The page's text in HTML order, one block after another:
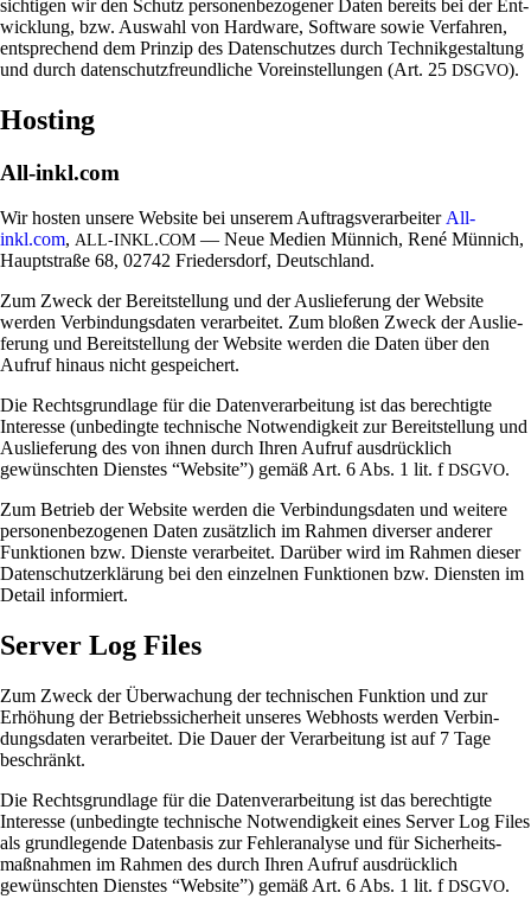
sich­tigen wir den Schutz per­so­nen­be­zo­gener Daten bereits bei der Ent­
wick­lung, bzw. Aus­wahl von Hard­ware, Soft­ware sowie Ver­fahren,
ent­spre­chend dem Prinzip des Daten­schutzes durch Tech­nik­ge­stal­tung
und durch daten­schutz­freund­liche Vor­ein­stel­lungen (Art. 25 DSGVO).
Hosting
All-inkl.com
Wir hosten unsere Web­site bei unserem Auf­trags­ver­ar­beiter All-
inkl.com, ALL-INKL.COM — Neue Medien Mün­nich, René Mün­nich,
Haupt­straße 68, 02742 Frie­dersdorf, Deutschland.
Zum Zweck der Bereit­stel­lung und der Aus­lie­fe­rung der Web­site
werden Ver­bin­dungs­daten ver­ar­beitet. Zum bloßen Zweck der Aus­lie­
fe­rung und Bereit­stel­lung der Web­site werden die Daten über den
Aufruf hinaus nicht gespeichert.
Die Rechts­grund­lage für die Daten­ver­ar­bei­tung ist das berech­tigte
Inter­esse (unbe­dingte tech­ni­sche Not­wen­dig­keit zur Bereit­stel­lung und
Aus­lie­fe­rung des von ihnen durch Ihren Aufruf aus­drück­lich
gewünschten Dien­stes “Web­site”) gemäß Art. 6 Abs. 1 lit. fDSGVO.
Zum Betrieb der Web­site werden die Ver­bin­dungs­daten und wei­tere
per­so­nen­be­zo­genen Daten zusätz­lich im Rahmen diverser anderer
Funk­tionen bzw. Dienste ver­ar­beitet. Dar­über wird im Rahmen dieser
Daten­schutz­er­klä­rung bei den ein­zelnen Funk­tionen bzw. Dien­sten im
Detail informiert.
Server Log Files
Zum Zweck der Über­wa­chung der tech­ni­schen Funk­tion und zur
Erhö­hung der Betriebs­si­cher­heit unseres Web­hosts werden Ver­bin­
dungs­daten ver­ar­beitet. Die Dauer der Ver­ar­bei­tung ist auf 7 Tage
beschränkt.
Die Rechts­grund­lage für die Daten­ver­ar­bei­tung ist das berech­tigte
Inter­esse (unbe­dingte tech­ni­sche Not­wen­dig­keit eines Server Log Files
als grund­le­gende Daten­basis zur Feh­ler­ana­lyse und für Sicher­heits­
maß­nahmen im Rahmen des durch Ihren Aufruf aus­drück­lich
gewünschten Dien­stes “Web­site”) gemäß Art. 6 Abs. 1 lit. fDSGVO.